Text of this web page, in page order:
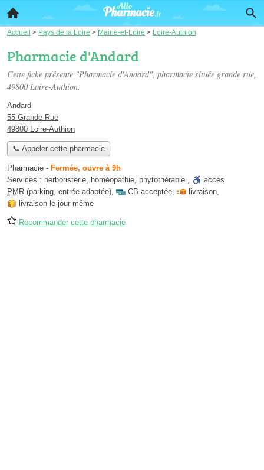
Accueil > Pays de la Loire > Maine-et-Loire > Loire-Authion
Pharmacie d'Andard
Cette fiche présente "Pharmacie d'Andard", pharmacie située grande rue,
49800 Loire-Authion.
Andard
55 Grande Rue
49800 Loire-Authion
📞 Appeler cette pharmacie
Pharmacie - Fermée, ouvre à 9h
Services : herboristerie, homéopathie, phytothérapie ,
accès
PMR (parking, entrée adaptée), CB acceptée, livraison,
livraison le jour même
Recommander cette pharmacie